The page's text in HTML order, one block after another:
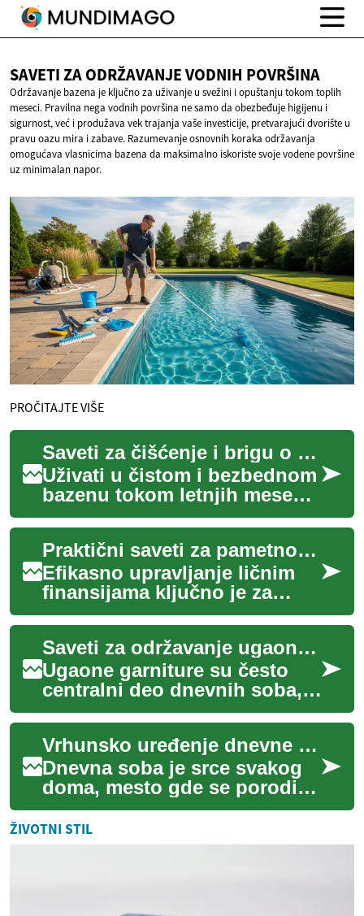
SAVETI ZA ODRŽAVANJEVODNIH POVRŠINA
Održavanje bazena je ključno za uživanje u svežini i opuštanju tokom toplih
meseci. Pravilna nega vodnih površina ne samo da obezbeđuje higijenu i
sigurnost, već i produžava vek trajanja vaše investicije, pretvarajući dvorište u
pravu oazu mira i zabave. Razumevanje osnovnih koraka održavanja
omogućava vlasnicima bazena da maksimalno iskoriste svoje vodene površine
uz minimalan napor.
PROČITAJTE VIŠE
Saveti za čišćenje i brigu o bazenskoj vodi
Uživati u čistom i bezbednom
bazenu tokom letnjih meseci
san je mnogih. Pravilna briga
o bazenskoj vodi nije samo
est...
Praktični saveti za pametno upravljanje novcem
Efikasno upravljanje ličnim
finansijama ključno je za
postizanje stabilnosti i
ostvarivanje dugoročnih
ciljeva. Razum...
Saveti za održavanje ugaone garniture
Ugaone garniture su često
centralni deo dnevnih soba,
pružajući udobnost i stil. One
su investicija koja obogaćuje
do...
Vrhunsko uređenje dnevne sobe: Saveti za savršen prostor
Dnevna soba je srce svakog
doma, mesto gde se porodica
okuplja, gosti primaju i
svakodnevni život odvija.
Uređenje ov...
ŽIVOTNI STIL